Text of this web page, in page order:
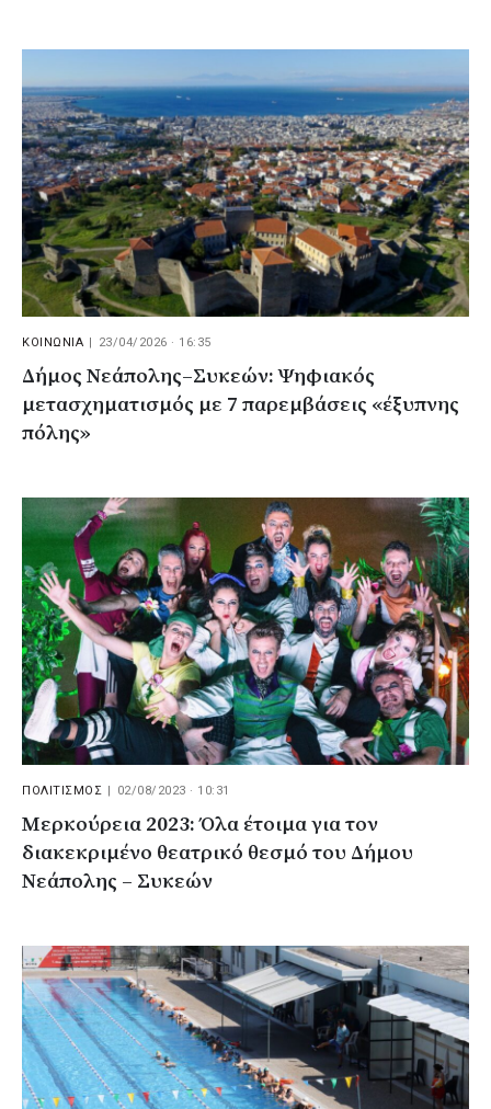
ΚΟΙΝΩΝΙΑ 23/04/2026 · 16:35
Δήμος Νεάπολης–Συκεών: Ψηφιακός
μετασχηματισμός με 7 παρεμβάσεις «έξυπνης
πόλης»
ΠΟΛΙΤΙΣΜΟΣ | 02/08/2023 · 10:31
Μερκούρεια 2023: Όλα έτοιμα για τον
διακεκριμένο θεατρικό θεσμό του Δήμου
Νεάπολης – Συκεών